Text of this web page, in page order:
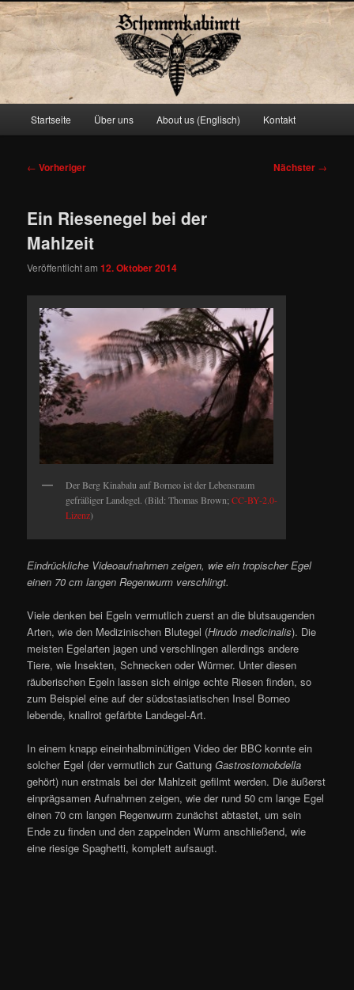
Schemenkabinett
Zum
springen
Startseite Über uns About us (Englisch) Kontakt
Beitragsnavigation
← Vorheriger Nächster →
Ein Riesenegel bei der
Mahlzeit
Veröffentlicht am12. Oktober 2014
Der Berg Kinabalu auf Borneo ist der Lebensraum
gefräßiger Landegel. (Bild: Thomas Brown;CC-BY-2.0-
Lizenz)
Eindrückliche Videoaufnahmen zeigen, wie ein tropischer Egel
einen 70 cm langen Regenwurm verschlingt.
Viele denken bei Egeln vermutlich zuerst an die blutsaugenden
Arten, wie den Medizinischen Blutegel (Hirudo medicinalis). Die
meisten Egelarten jagen und verschlingen allerdings andere
Tiere, wie Insekten, Schnecken oder Würmer. Unter diesen
räuberischen Egeln lassen sich einige echte Riesen finden, so
zum Beispiel eine auf der südostasiatischen Insel Borneo
lebende, knallrot gefärbte Landegel-Art.
In einem knapp eineinhalbminütigen Video der BBC konnte ein
solcher Egel (der vermutlich zur GattungGastrostomobdella
gehört) nun erstmals bei der Mahlzeit gefilmt werden. Die äußerst
einprägsamen Aufnahmen zeigen, wie der rund 50 cm lange Egel
einen 70 cm langen Regenwurm zunächst abtastet, um sein
Ende zu finden und den zappelnden Wurm anschließend, wie
eine riesige Spaghetti, komplett aufsaugt.